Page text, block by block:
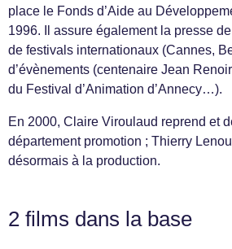
place le Fonds d’Aide au
1996. Il assure également la presse
de festivals internationaux (Cannes,
d’évènements (centenaire Jean
du Festival d’Animation d’Annecy…).
En 2000, Claire Viroulaud reprend et
département promotion ; Thierry
désormais à la production.
2 films dans la base